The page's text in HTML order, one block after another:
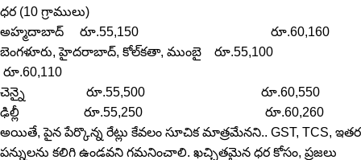
ధర (10 గ్రాములు)
అహ్మదాబాద్ రూ.55,150 రూ.60,160
బెంగళూరు, హైదరాబాద్, కోల్‌కతా, ముంబై రూ.55,100
రూ.60,110
చెన్నై రూ.55,500 రూ.60,550
ఢిల్లీ రూ.55,250 రూ.60,260
అయితే, పైన పేర్కొన్న రేట్లు కేవలం సూచిక మాత్రమేనని.. GST, TCS, ఇతర
పన్నులను కలిగి ఉండవని గమనించాలి. ఖచ్చితమైన ధర కోసం, ప్రజలు